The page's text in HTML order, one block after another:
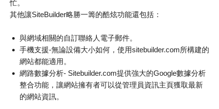
忙。
其他讓SiteBuilder略勝一籌的酷炫功能還包括：
與網域相關的自訂聯絡人電子郵件。
手機支援-無論設備大小如何，使用sitebuilder.com所構建的
網站都能適用。
網路數據分析- Sitebuilder.com提供強大的Google數據分析
整合功能，讓網站擁有者可以從管理員資訊主頁獲取最新
的網站資訊。